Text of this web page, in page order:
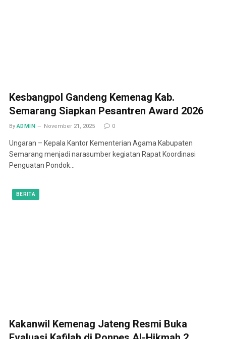
Kesbangpol Gandeng Kemenag Kab.
Semarang Siapkan Pesantren Award 2026
By ADMIN November 21, 2025 0
Ungaran – Kepala Kantor Kementerian Agama Kabupaten
Semarang menjadi narasumber kegiatan Rapat Koordinasi
Penguatan Pondok…
BERITA
Kakanwil Kemenag Jateng Resmi Buka